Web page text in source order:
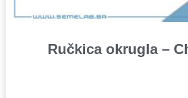
Ručkica okrugla –